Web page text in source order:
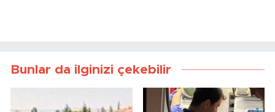
Bunlar da ilginizi çekebilir